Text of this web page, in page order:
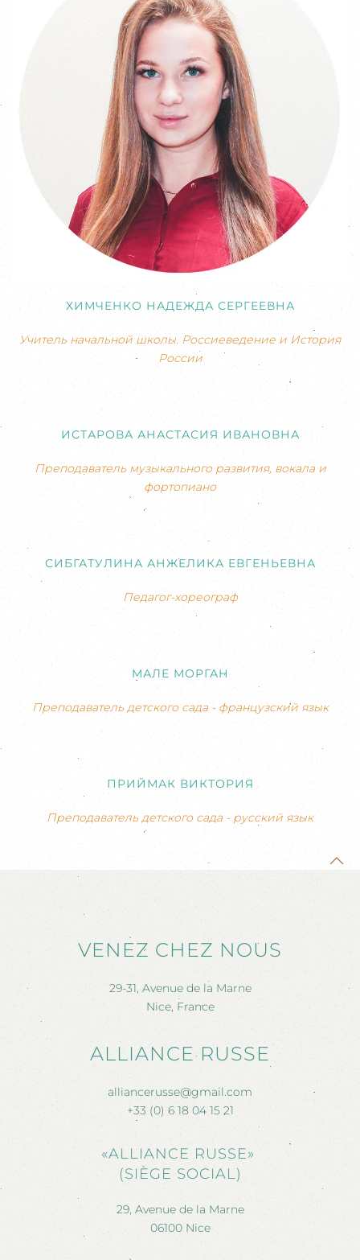
ХИМЧЕНКО НАДЕЖДА СЕРГЕЕВНА
Учитель начальной школы. Россиеведение и История
России
ИСТАРОВА АНАСТАСИЯ ИВАНОВНА
Преподаватель музыкального развития, вокала и
фортопиано
СИБГАТУЛИНА АНЖЕЛИКА ЕВГЕНЬЕВНА
Педагог-хореограф
МАЛЕ МОРГАН
Преподаватель детского сада - французский язык
ПРИЙМАК ВИКТОРИЯ
Преподаватель детского сада - русский язык
VENEZ CHEZ NOUS
29-31, Avenue de la Marne
Nice, France
ALLIANCE RUSSE
alliancerusse@gmail.com
+33 (0) 6 18 04 15 21
«ALLIANCE RUSSE»
(SIÈGE SOCIAL)
29, Avenue de la Marne
06100 Nice